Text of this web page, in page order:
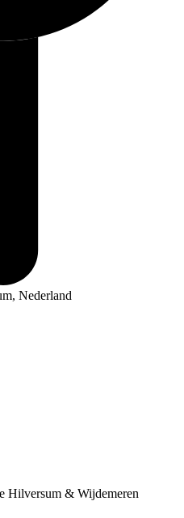
Nederland
Hilversum & Wijdemeren